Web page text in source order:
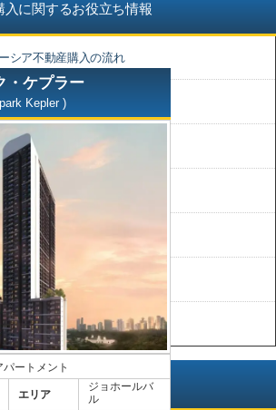
入に関するお役立ち情報
シア不動産購入の流れ
デベロッパーガイド
購入時のお支払スケジュール例
購入・所有・売却の諸費用等
物件売却・賃貸管理サポート
住宅を購入できるマレーシア
シア不動産の所有権について
メ
・ケプラー
Kepler )
ートメント
エリア
ジョホールバ
ル